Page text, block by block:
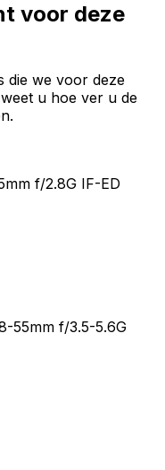
voor deze
die we voor deze
u hoe ver u de
f/2.8G IF-ED
55mm f/3.5-5.6G